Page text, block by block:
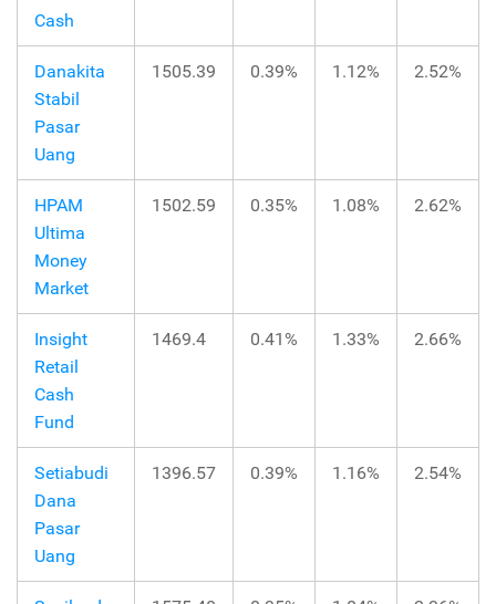
Cash
Danakita
Stabil
Pasar
Uang
1505.39 0.39% 1.12% 2.52%
HPAM
Ultima
Money
Market
1502.59 0.35% 1.08% 2.62%
Insight
Retail
Cash
Fund
1469.4 0.41% 1.33% 2.66%
Setiabudi
Dana
Pasar
Uang
1396.57 0.39% 1.16% 2.54%